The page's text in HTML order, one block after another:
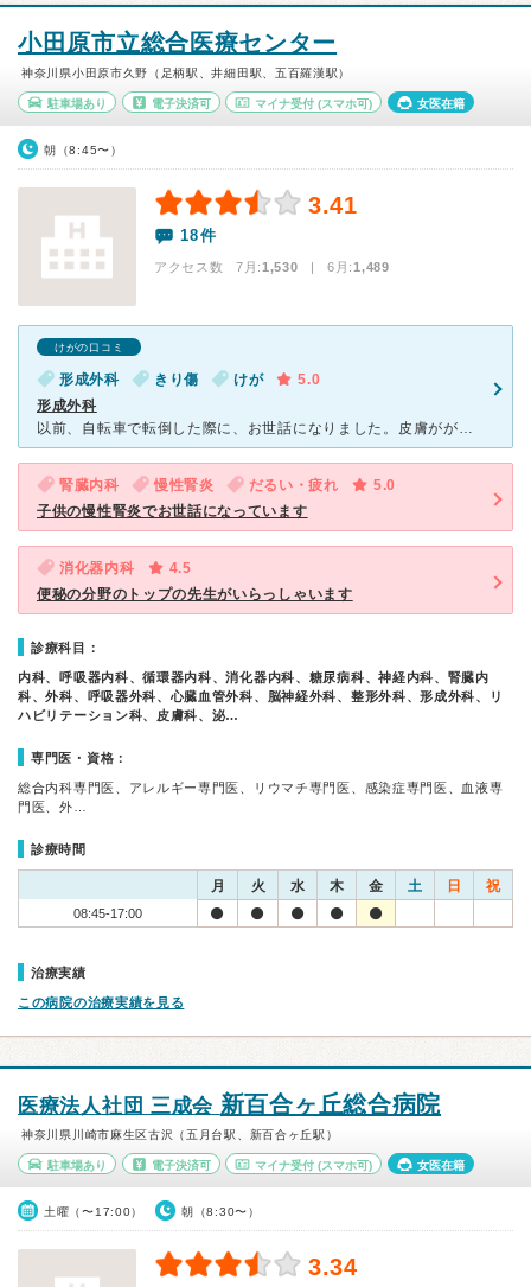
小田原市立総合医療センター
神奈川県小田原市久野（足柄駅、井細田駅、五百羅漢駅）
駐車場あり 電子決済可 マイナ受付 (スマホ可) 女医在籍
朝（8:45〜）
3.41
18件
アクセス数 7月:1,530 | 6月:1,489
けがの口コミ
形成外科 きり傷 けが
5.0
形成外科
以前、自転車で転倒した際に、お世話になりました。皮膚ががっつり切れていたのですが、綺麗に縫い合わせて頂きました。顔面であったため、傷が上手く綺麗に心配していましたが、傷跡が分かりにくいようになっており
腎臓内科 慢性腎炎 だるい・疲れ
5.0
子供の慢性腎炎でお世話になっています
消化器内科
4.5
便秘の分野のトップの先生がいらっしゃいます
診療科目：
内科、呼吸器内科、循環器内科、消化器内科、糖尿病科、神経内科、腎臓内
科、外科、呼吸器外科、心臓血管外科、脳神経外科、整形外科、形成外科、リ
ハビリテーション科、皮膚科、泌…
専門医・資格：
総合内科専門医、アレルギー専門医、リウマチ専門医、感染症専門医、血液専
門医、外…
診療時間
月 火 水 木 金 土 日 祝
08:45-17:00
治療実績
この病院の治療実績を見る
医療法人社団 三成会 新百合ヶ丘総合病院
神奈川県川崎市麻生区古沢（五月台駅、新百合ヶ丘駅）
駐車場あり 電子決済可 マイナ受付 (スマホ可) 女医在籍
土曜（〜17:00） 朝（8:30〜）
3.34